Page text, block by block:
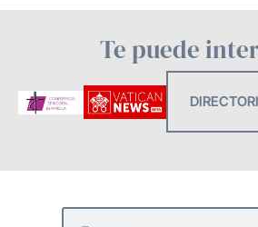
Te puede